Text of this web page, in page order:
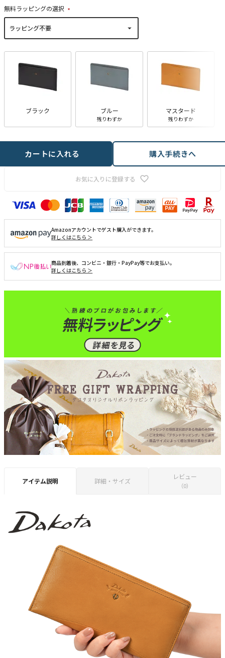
無料ラッピングの選択
(
ブラック ブルー
残りわずか
マスタード
残りわずか
お気に入りに登録する
カートに入れる 購入手続きへ
Amazonアカウントでゲスト購入ができます。
詳しくはこちら ＞
商品到着後、コンビニ・銀行・PayPay等でお支払い。
詳しくはこちら ＞
アイテム説明 詳細・サイズ
レビュー
（0）